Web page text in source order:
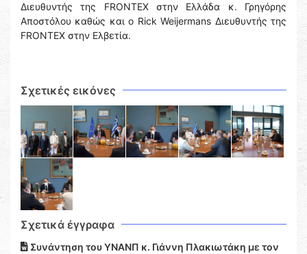
Διευθυντής της FRONTEX στην Ελλάδα κ. Γρηγόρης
Αποστόλου καθώς και ο Rick Weijermans Διευθυντής της
FRONTEX στην Ελβετία.
Σχετικές εικόνες
Σχετικά έγγραφα
Συνάντηση του ΥΝΑΝΠ κ. Γιάννη Πλακιωτάκη με τον